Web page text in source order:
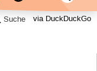
via DuckDuckGo